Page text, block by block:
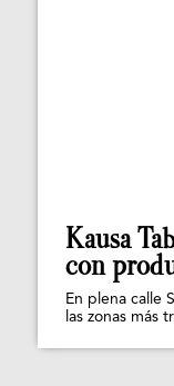
Kausa
con
En plena calle
las zonas más